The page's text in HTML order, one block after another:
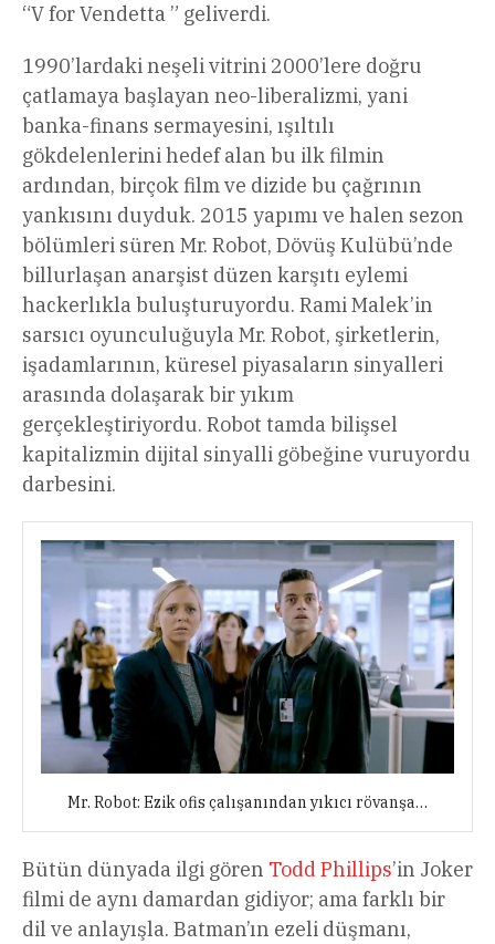
“V for Vendetta ” geliverdi.
1990’lardaki neşeli vitrini 2000’lere doğru
çatlamaya başlayan neo-liberalizmi, yani
banka-finans sermayesini, ışıltılı
gökdelenlerini hedef alan bu ilk filmin
ardından, birçok film ve dizide bu çağrının
yankısını duyduk. 2015 yapımı ve halen sezon
bölümleri süren Mr. Robot, Dövüş Kulübü’nde
billurlaşan anarşist düzen karşıtı eylemi
hackerlıkla buluşturuyordu. Rami Malek’in
sarsıcı oyunculuğuyla Mr. Robot, şirketlerin,
işadamlarının, küresel piyasaların sinyalleri
arasında dolaşarak bir yıkım
gerçekleştiriyordu. Robot tamda bilişsel
kapitalizmin dijital sinyalli göbeğine vuruyordu
darbesini.
Mr. Robot: Ezik ofis çalışanından yıkıcı rövanşa…
Bütün dünyada ilgi gören Todd Phillips’in Joker
filmi de aynı damardan gidiyor; ama farklı bir
dil ve anlayışla. Batman’ın ezeli düşmanı,